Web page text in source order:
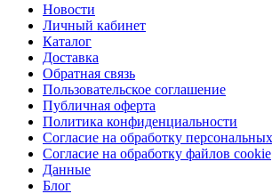
Новости
Личный кабинет
Каталог
Доставка
Обратная связь
Пользовательское соглашение
Публичная оферта
Политика конфиденциальности
Согласие на обработку
Согласие на обработку файлов cookie
Данные
Блог